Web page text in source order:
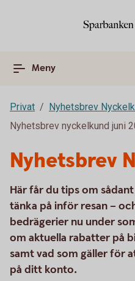
Meny
Privat
Nyhetsbrev
Nyhetsbrev nyckelkund juni
Nyhetsbrev
Här får du tips om
tänka på inför resan –
bedrägerier nu under
om aktuella rabatter på
samt vad som gäller för
på ditt konto.